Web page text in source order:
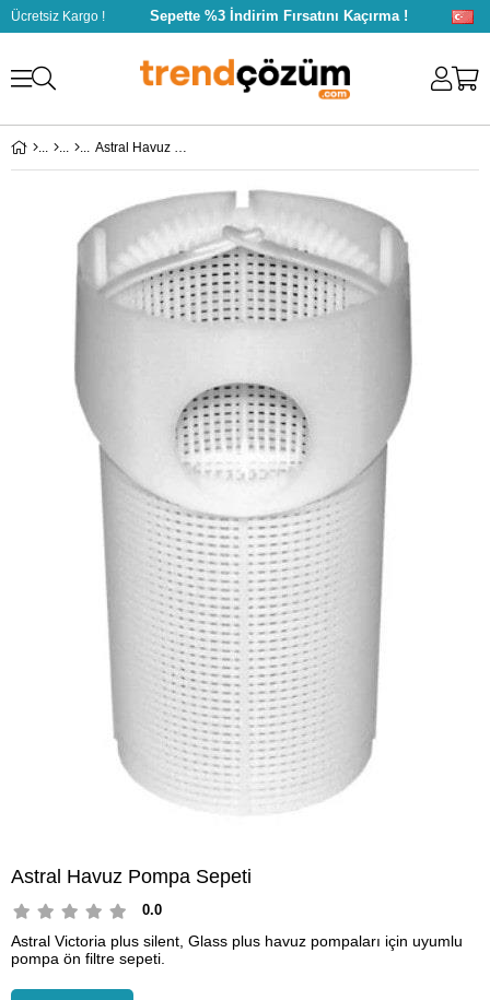
Ücretsiz Kargo ! Sepette %3 İndirim Fırsatını Kaçırma !
Astral Havuz Pompa Sepeti
Astral Havuz Pompa Sepeti
0.0
Astral Victoria plus silent, Glass plus havuz pompaları için uyumlu
pompa ön filtre sepeti.